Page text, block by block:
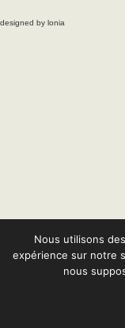
designed by lonia
Nous utilisons
expérience sur notre
nous